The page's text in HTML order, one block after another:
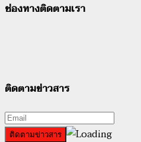
ช่องทางติดตามเรา
ติดตามข่าวสาร